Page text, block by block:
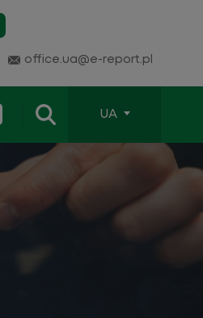
office.ua@e-report.pl
UA